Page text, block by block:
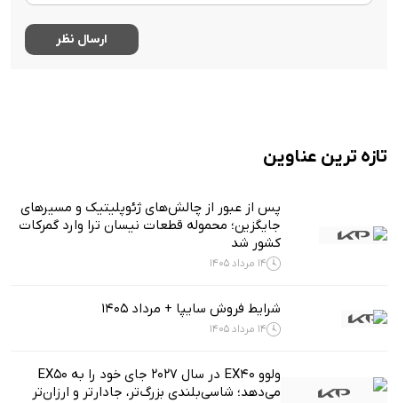
تازه ترین عناوین
پس از عبور از چالش‌های ژئوپلیتیک و مسیرهای
جایگزین؛ محموله قطعات نیسان ترا وارد گمرکات
کشور شد
14 مرداد 1405
شرایط فروش سایپا + مرداد 1405
14 مرداد 1405
ولوو EX40 در سال ۲۰۲۷ جای خود را به EX50
می‌دهد؛ شاسی‌بلندی بزرگ‌تر، جادارتر و ارزان‌تر